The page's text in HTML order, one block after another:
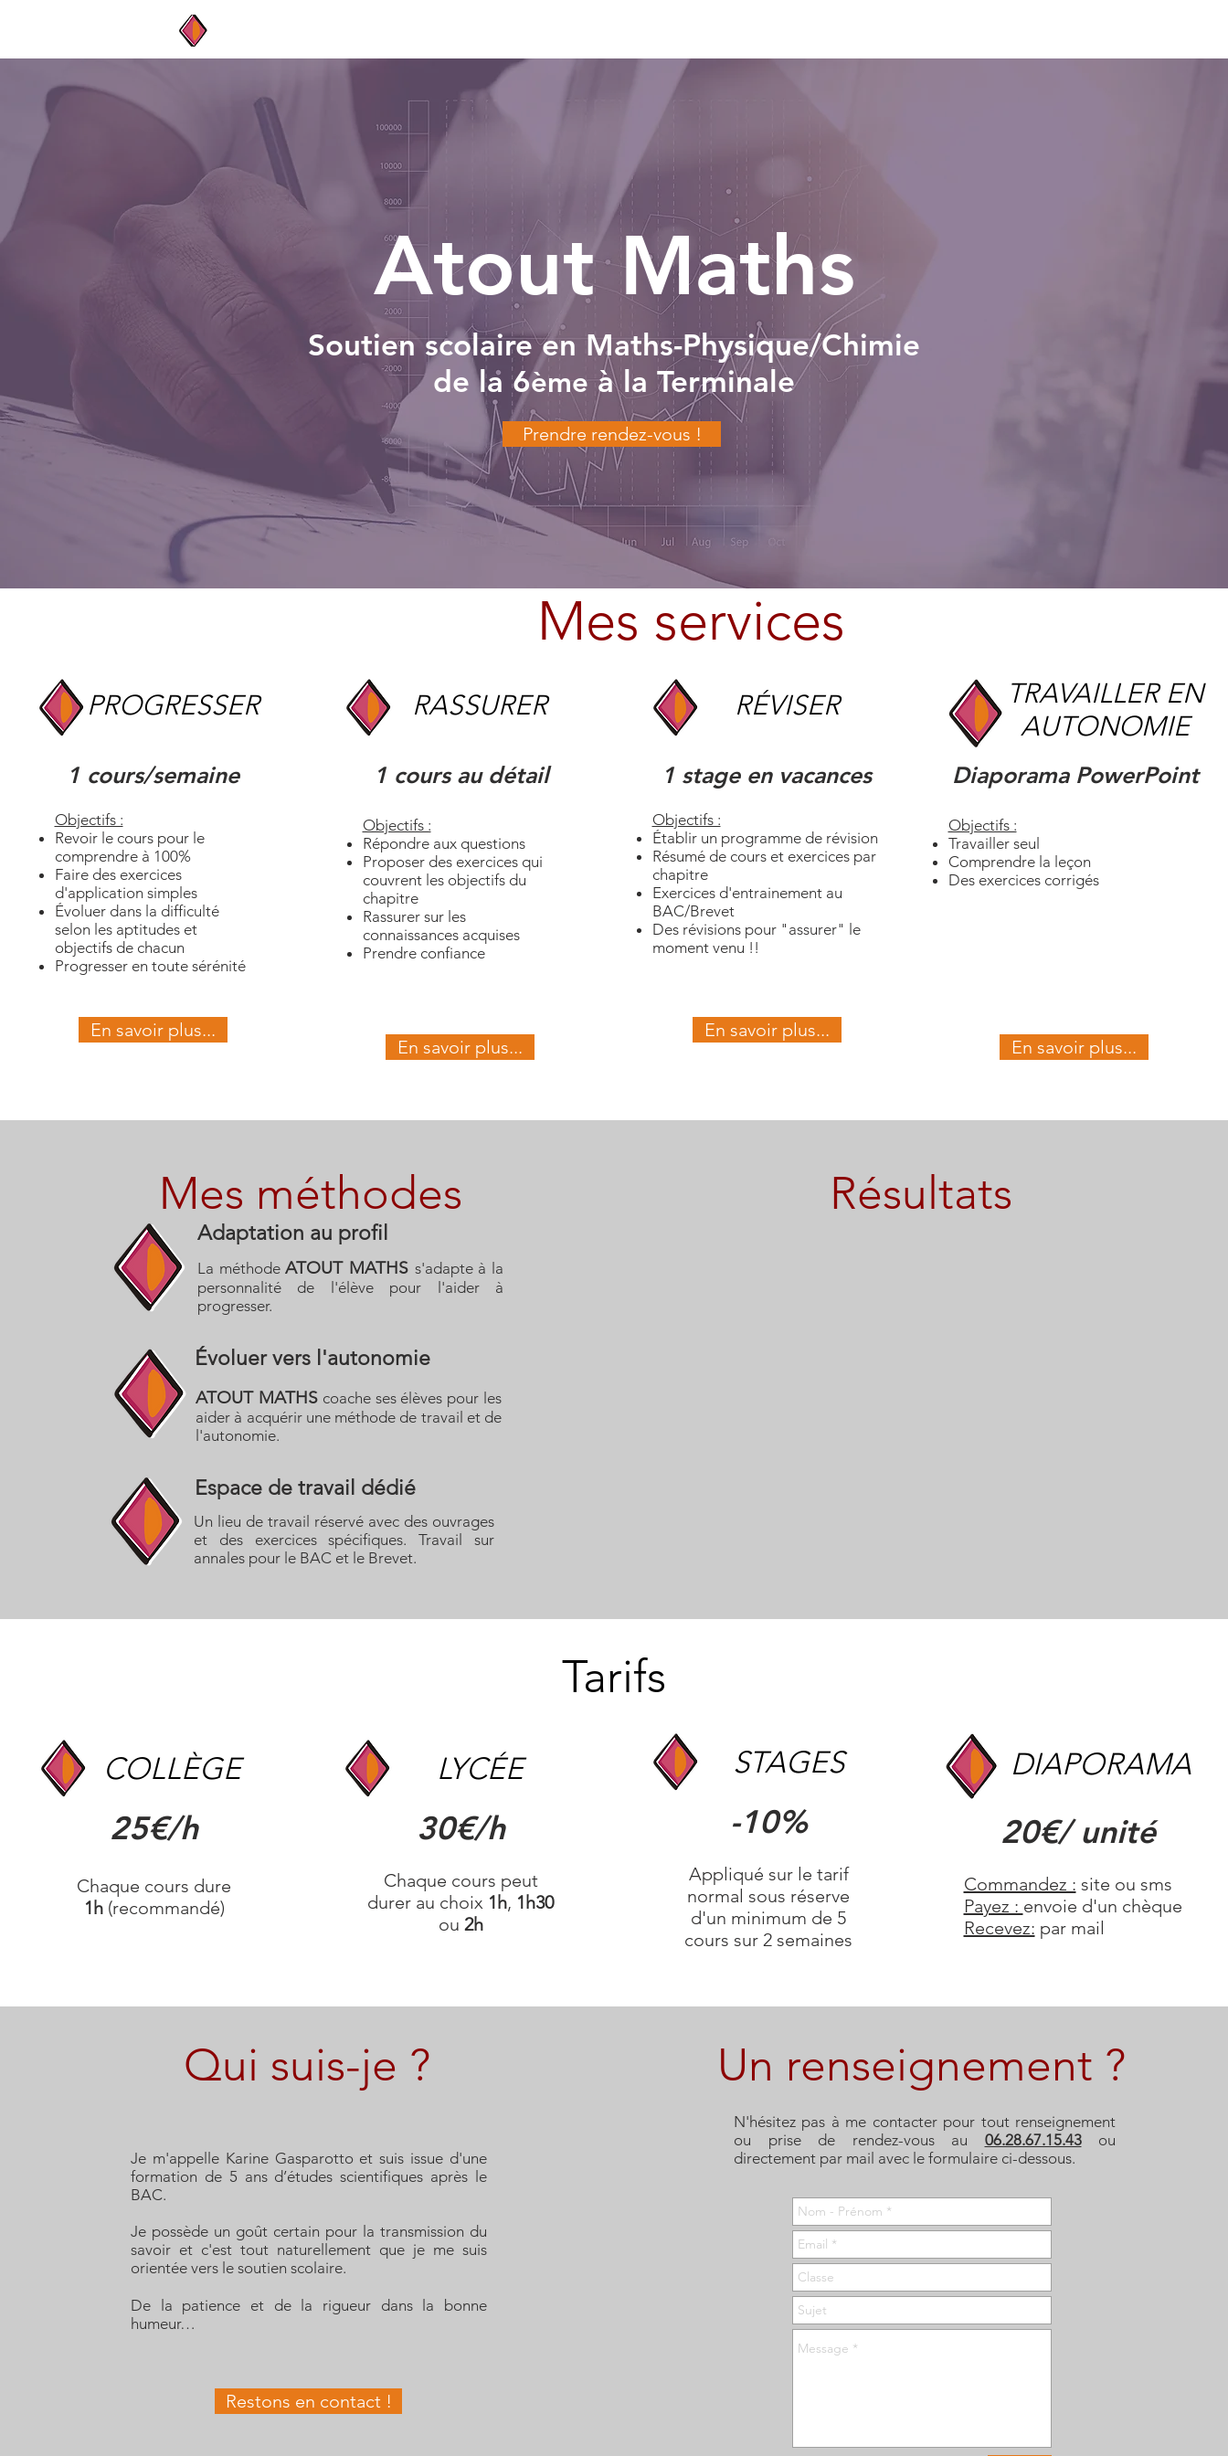
Atout Maths
Soutien scolaire en Maths-Physique/Chimie
de la 6ème à la Terminale
Prendre rendez-vous !
PROGRESSER
1 cours/semaine
Objectifs :
Revoir le cours pour le
comprendre à 100%
Faire des exercices
d'application simples
Évoluer dans la difficulté
selon les aptitudes et
objectifs de chacun
Progresser en toute sérénité
En savoir plus...
RASSURER
1 cours au détail
Objectifs :
Répondre aux questions
Proposer des exercices qui
couvrent les objectifs du
chapitre
Rassurer sur les
connaissances acquises
Prendre confiance
En savoir plus...
RÉVISER
1 stage en vacances
Objectifs :
Établir un programme de révision
Résumé de cours et exercices par
chapitre
Exercices d'entrainement au
BAC/Brevet
Des révisions pour "assurer" le
moment venu !!
En savoir plus...
TRAVAILLER EN
AUTONOMIE
Diaporama PowerPoint​
Objectifs :
Travailler seul
Comprendre la leçon
Des exercices corrigés
En savoir plus...
Mes services
Mes méthodes
Adaptation au profil
La méthodeATOUT MATHS s'adapte à la
personnalité de l'élève pour l'aider à
progresser.
Évoluervers l'autonomie
ATOUT MATHScoache ses élèves pour les
aider à acquérir une méthode de travail et de
l'autonomie.
Espace de travail dédié
Un lieu de travail réservé avec des ouvrages
et des exercices spécifiques. Travail sur
annales pour le BAC et le Brevet.
Résultats
COLLÈGE
25€/h
Chaque cours dure
1h(recommandé)
LYCÉE
30€/h
Chaque cours peut
durer au choix 1h, 1h30
ou 2h
STAGES
-10%
Appliqué sur le tarif
normal sous réserve
d'un minimum de 5
cours sur 2 semaines
DIAPORAMA
20€/ unité
Commandez : site ou sms
Payez : envoie d'un chèque
Recevez: par mail
Tarifs
Qui suis-je ?
Je m'appelle Karine Gasparotto et suis issue d'une
formation de 5 ans d’études scientifiques après le
BAC.
Je possède un goût certain pour la transmission du
savoir et c'est tout naturellement que je me suis
orientée vers le soutien scolaire.
De la patience et de la rigueur dans la bonne
humeur…
Restons en contact !
Un renseignement ?
N'hésitez pas à me contacter pour tout renseignement
ou prise de rendez-vous au 06.28.67.15.43ou
directement par mail avec le formulaire ci-dessous.